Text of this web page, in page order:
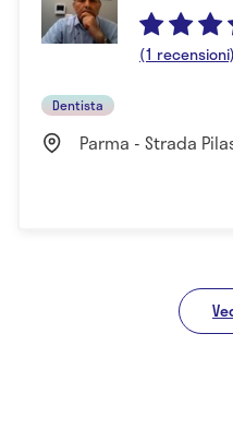
(1 recensioni)
Dentista
Parma - Strada